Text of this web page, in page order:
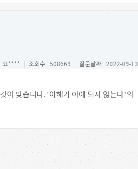
요**** | 조회수 508669 | 질문날짜 2022-09-13
이 맞습니다. '이해가 아예 되지 않는다'의